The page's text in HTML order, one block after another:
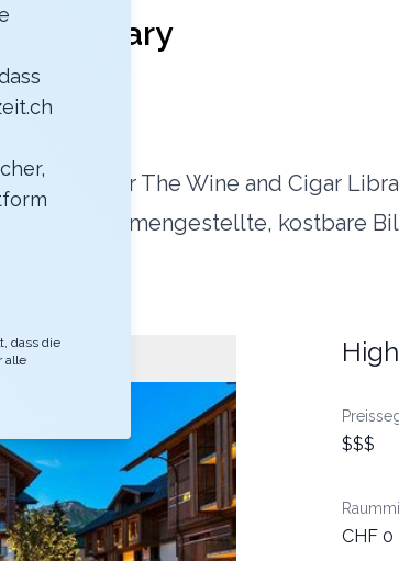
The library
in unserer The Wine and Cigar
zusammengestellte, kostbare
$$$
CHF 0
dass die
alle